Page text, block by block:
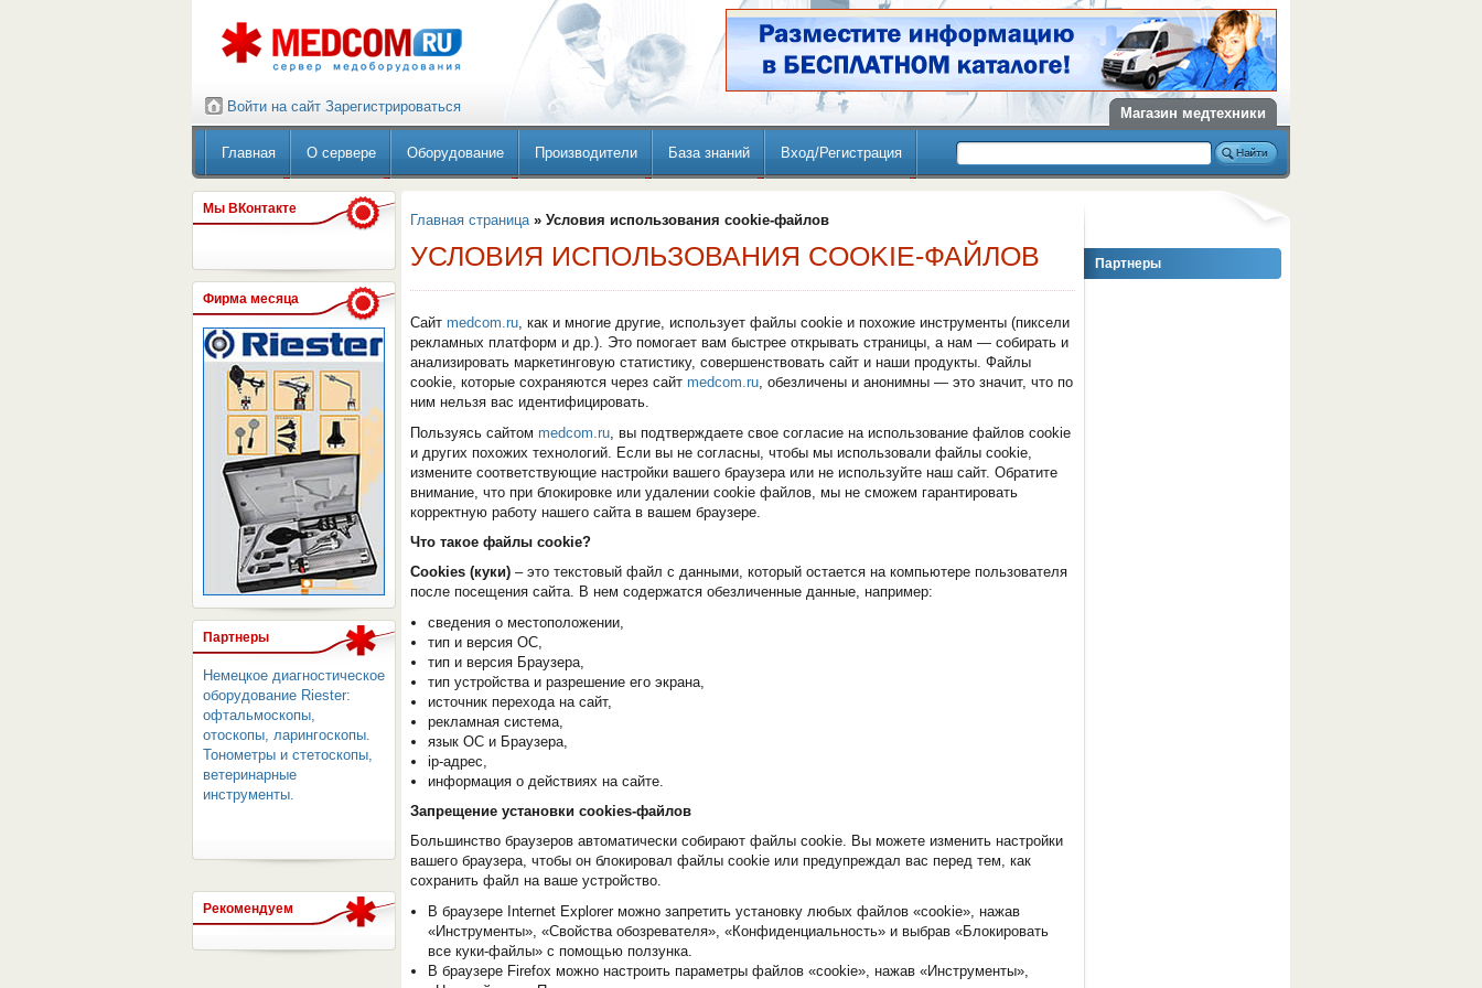
СЕРВЕР МЕДИЦИНСКОГО
Магазин медтехники
Войти на сайт Зарегистрироваться
Главная О сервере Оборудование Производители База знаний Вход/Регистрация
Партнеры
Мы ВКонтакте
Фирма месяца
Партнеры
Немецкое диагностическое
оборудование Riester:
офтальмоскопы,
отоскопы, ларингоскопы.
Тонометры и стетоскопы,
ветеринарные
инструменты.
Рекомендуем
Главная страница » Условия использования cookie-файлов
УСЛОВИЯ ИСПОЛЬЗОВАНИЯ COOKIE-ФАЙЛОВ
Сайт medcom.ru, как и многие другие, использует файлы cookie и похожие инструменты (пиксели
рекламных платформ и др.). Это помогает вам быстрее открывать страницы, а нам — собирать и
анализировать маркетинговую статистику, совершенствовать сайт и наши продукты. Файлы
сookie, которые сохраняются через сайт medcom.ru, обезличены и анонимны — это значит, что по
ним нельзя вас идентифицировать.
Пользуясь сайтом medcom.ru, вы подтверждаете свое согласие на использование файлов cookie
и других похожих технологий. Если вы не согласны, чтобы мы использовали файлы cookie,
измените соответствующие настройки вашего браузера или не используйте наш сайт. Обратите
внимание, что при блокировке или удалении cookie файлов, мы не сможем гарантировать
корректную работу нашего сайта в вашем браузере.
Что такое файлы cookie?
Cookies (куки) – это текстовый файл с данными, который остается на компьютере пользователя
после посещения сайта. В нем содержатся обезличенные данные, например:
сведения о местоположении,
тип и версия ОС,
тип и версия Браузера,
тип устройства и разрешение его экрана,
источник перехода на сайт,
рекламная система,
язык ОС и Браузера,
ip-адрес,
информация о действиях на сайте.
Запрещение установки cookies-файлов
Большинство браузеров автоматически собирают файлы cookie. Вы можете изменить настройки
вашего браузера, чтобы он блокировал файлы cookie или предупреждал вас перед тем, как
сохранить файл на ваше устройство.
В браузере Internet Explorer можно запретить установку любых файлов «cookie», нажав
«Инструменты», «Свойства обозревателя», «Конфиденциальность» и выбрав «Блокировать
все куки-файлы» с помощью ползунка.
В браузере Firefox можно настроить параметры файлов «cookie», нажав «Инструменты»,